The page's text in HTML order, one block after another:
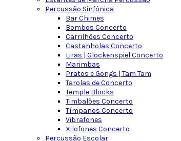
Percussão Sinfónica
Bar Chimes
Bombos Concerto
Carrilhões Concerto
Castanholas Concerto
Liras | Glockenspiel Concerto
Marimbas
Pratos e Gongs | Tam Tam
Tarolas de Concerto
Temple Blocks
Timbalões Concerto
Tímpanos Concerto
Vibrafones
Xilofones Concerto
Percussão Escolar